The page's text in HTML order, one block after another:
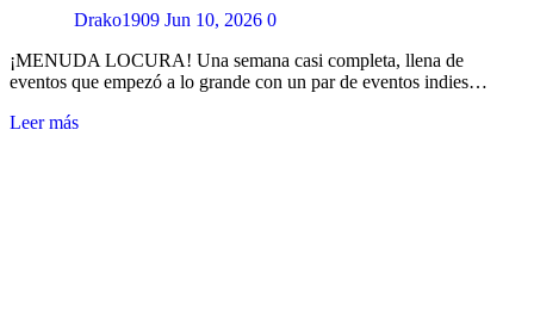
Drako1909 Jun 10, 2026 0
¡MENUDA LOCURA! Una semana casi completa, llena de
eventos que empezó a lo grande con un par de eventos indies…
Leer más